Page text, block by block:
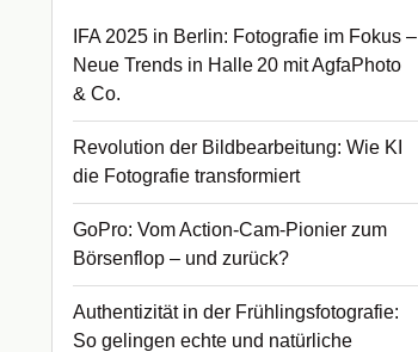
IFA 2025 in Berlin: Fotografie im Fokus –
Neue Trends in Halle 20 mit AgfaPhoto
& Co.
Revolution der Bildbearbeitung: Wie KI
die Fotografie transformiert
GoPro: Vom Action-Cam-Pionier zum
Börsenflop – und zurück?
Authentizität in der Frühlingsfotografie:
So gelingen echte und natürliche